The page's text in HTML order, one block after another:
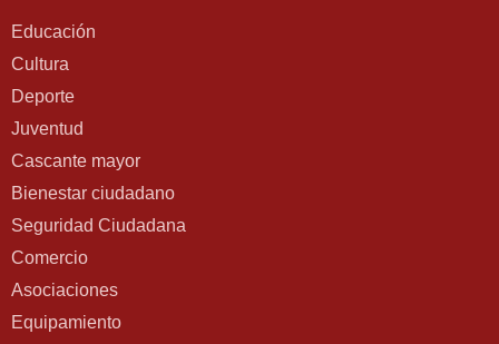
Educación
Cultura
Deporte
Juventud
Cascante mayor
Bienestar ciudadano
Seguridad Ciudadana
Comercio
Asociaciones
Equipamiento